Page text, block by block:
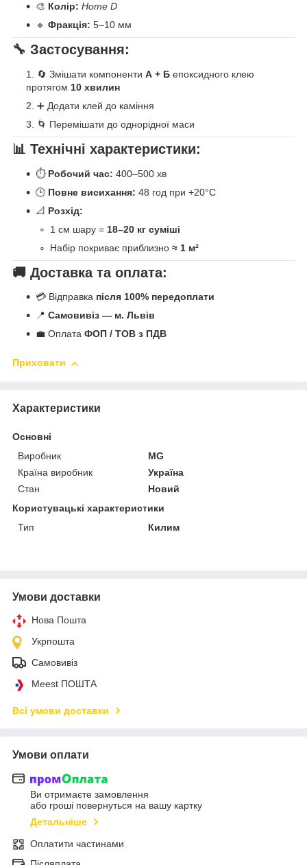
🎨 Колір: Home D
🔹 Фракція: 5–10 мм
🔧 Застосування:
🔄 Змішати компоненти А + Б епоксидного клею
протягом 10 хвилин
➕ Додати клей до каміння
🌀 Перемішати до однорідної маси
📊 Технічні характеристики:
⏱ Робочий час: 400–500 хв
🕒 Повне висихання: 48 год при +20°C
📐 Розхід:
1 см шару = 18–20 кг суміші
Набір покриває приблизно ≈ 1 м²
🚚 Доставка та оплата:
💳 Відправка після 100% передоплати
📍 Самовивіз — м. Львів
💼 Оплата ФОП / ТОВ з ПДВ
Приховати
Характеристики
Основні
Виробник
MG
Країна виробник
Україна
Стан
Новий
Користувацькі характеристики
Тип
Килим
Умови доставки
Нова Пошта
Укрпошта
Самовивіз
Meest ПОШТА
Всі умови доставки
Умови оплати
Ви отримаєте замовлення
або гроші повернуться на вашу картку
Детальніше
Оплатити частинами